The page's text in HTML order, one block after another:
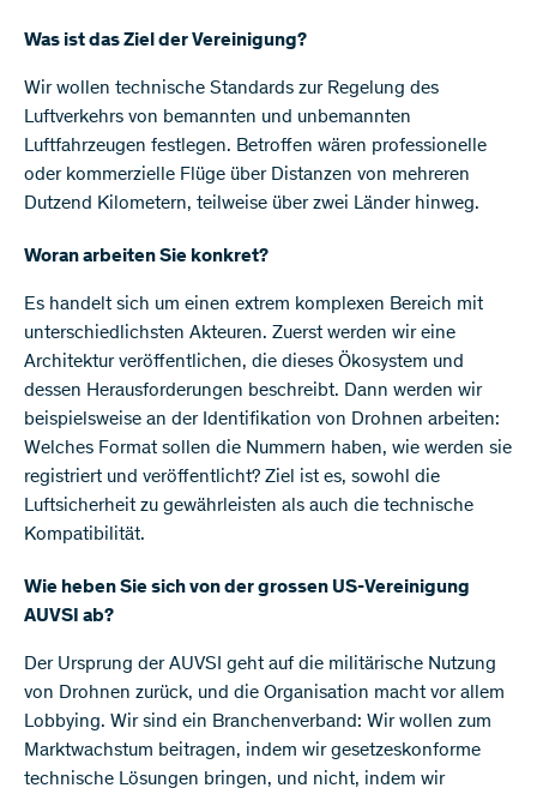
Was ist das Ziel der Vereinigung?
Wir wollen technische Standards zur Regelung des
Luftverkehrs von bemannten und unbemannten
Luftfahrzeugen festlegen. Betroffen wären professionelle
oder kommerzielle Flüge über Distanzen von mehreren
Dutzend Kilometern, teilweise über zwei Länder hinweg.
Woran arbeiten Sie konkret?
Es handelt sich um einen extrem komplexen Bereich mit
unterschiedlichsten Akteuren. Zuerst werden wir eine
Architektur veröffentlichen, die dieses Ökosystem und
dessen Herausforderungen beschreibt. Dann werden wir
beispielsweise an der Identifikation von Drohnen arbeiten:
Welches Format sollen die Nummern haben, wie werden sie
registriert und veröffentlicht? Ziel ist es, sowohl die
Luftsicherheit zu gewährleisten als auch die technische
Kompatibilität.
Wie heben Sie sich von der grossen US-Vereinigung
AUVSI ab?
Der Ursprung der AUVSI geht auf die militärische Nutzung
von Drohnen zurück, und die Organisation macht vor allem
Lobbying. Wir sind ein Branchenverband: Wir wollen zum
Marktwachstum beitragen, indem wir gesetzeskonforme
technische Lösungen bringen, und nicht, indem wir